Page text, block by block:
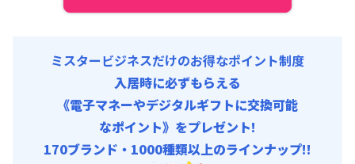
ミスタービジネスだけのお得なポイント制度
入居時に必ずもらえる
《電子マネーやデジタルギフトに交換可能
なポイント》をプレゼント!
170ブランド・1000種類以上のラインナップ!!